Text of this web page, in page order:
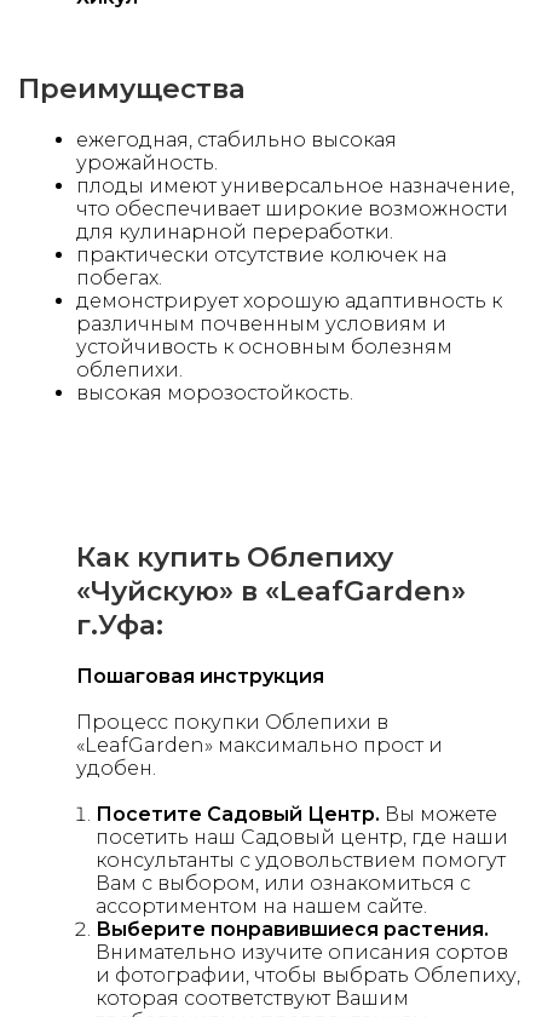
Преимущества
ежегодная, стабильно высокая
урожайность.
плоды имеют универсальное назначение,
что обеспечивает широкие возможности
для кулинарной переработки.
практически отсутствие колючек на
побегах.
демонстрирует хорошую адаптивность к
различным почвенным условиям и
устойчивость к основным болезням
облепихи.
высокая морозостойкость.
Как купить Облепиху
«Чуйскую» в «LeafGarden»
г.Уфа:
Пошаговая инструкция
Процесс покупки Облепихи в
«LeafGarden» максимально прост и
удобен.
Посетите Садовый Центр. Вы можете
посетить наш Садовый центр, где наши
консультанты с удовольствием помогут
Вам с выбором, или ознакомиться с
ассортиментом на нашем сайте.
Выберите понравившиеся растения.
Внимательно изучите описания сортов
и фотографии, чтобы выбрать Облепиху,
которая соответствуют Вашим